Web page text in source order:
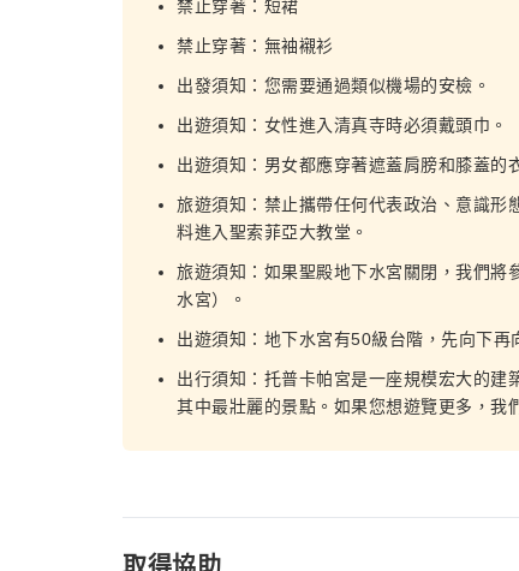
禁止穿著：短裙
禁止穿著：無袖襯衫
出發須知：您需要通過類似機場的安檢。
出遊須知：女性進入清真寺時必須戴頭巾。
出遊須知：男女都應穿著遮蓋肩膀和膝蓋的
旅遊須知：禁止攜帶任何代表政治、意識形
料進入聖索菲亞大教堂。
旅遊須知：如果聖殿地下水宮關閉，我們
水宮）。
出遊須知：地下水宮有50級台階，先向下再
出行須知：托普卡帕宮是一座規模宏大的建
其中最壯麗的景點。如果您想遊覽更多，我